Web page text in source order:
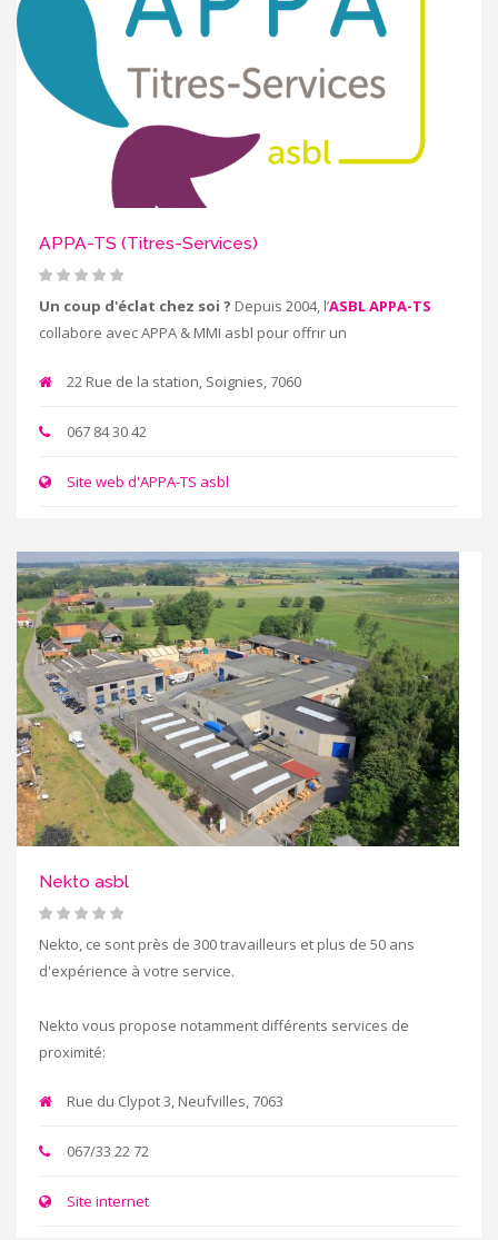
APPA-TS (Titres-Services)
Un coup d'éclat chez soi ? Depuis 2004, l’ASBL APPA-TS
collabore avec APPA & MMI asbl pour offrir un
22 Rue de la station, Soignies, 7060
067 84 30 42
Site web d'APPA-TS asbl
Nekto asbl
Nekto, ce sont près de 300 travailleurs et plus de 50 ans
d'expérience à votre service.
Nekto vous propose notamment différents services de
proximité:
Rue du Clypot 3, Neufvilles, 7063
067/33 22 72
Site internet